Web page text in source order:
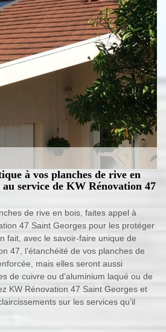
à vos planches de rive en
service de KW Rénovation 47
de rive en bois, faites appel à
47 Saint Georges pour les protéger
fait, avec le savoir-faire unique de
47, l’étanchéité de vos planches de
mais elles seront aussi
de cuivre ou d’aluminium laqué ou de
KW Rénovation 47 Saint Georges et
sur les services qu’il